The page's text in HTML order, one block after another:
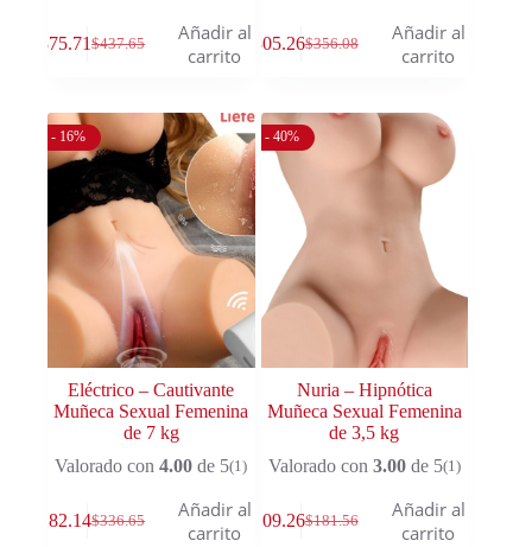
$437.65
375.71
Añadir al
carrito
$356.08
$ 305.26
Añadir al
carrito
- 16%
Eléctrico – Cautivante
Muñeca Sexual Femenina
de 7 kg
Valorado con4.00 de 5(1)
$336.65
282.14
Añadir al
carrito
- 40%
Nuria – Hipnótica
Muñeca Sexual Femenina
de 3,5 kg
Valorado con 3.00de 5(1)
$181.56
$ 109.26
Añadir al
carrito